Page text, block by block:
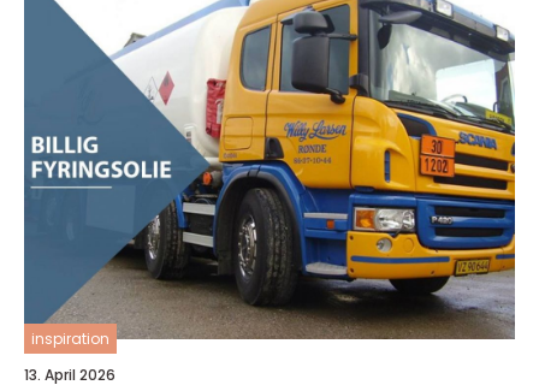
inspiration
13. April 2026